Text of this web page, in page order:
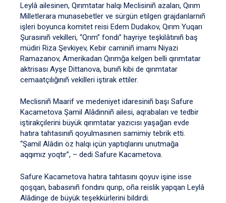
Leylâ ailesinen, Qırımtatar halqı Meclisiniñ azaları, Qırım
Milletlerara munasebetler ve sürgün etilgen grajdanlarnıñ
işleri boyunca komitet reisi Edem Dudakov, Qırım Yuqarı
Şurasınıñ vekilleri, “Qrım” fondı” hayriye teşkilâtınıñ baş
müdiri Riza Şevkiyev, Kebir caminiñ imamı Niyazi
Ramazanov, Amerikadan Qırımğa kelgen belli qırımtatar
aktrisası Ayşe Dittanova, bunıñ kibi de qırımtatar
cemaatçılığınıñ vekilleri iştirak ettiler.
Meclisniñ Maarif ve medeniyet idaresiniñ başı Safure
Kacametova Şamil Alâdinniñ ailesi, aqrabaları ve tedbir
iştirakçilerini büyük qırımtatar yazıcısı yaşağan evde
hatıra tahtasınıñ qoyulmasınen samimiy tebrik etti.
“Şamil Alâdin öz halqı içün yaptıqlarını unutmağa
aqqımız yoqtır”, – dedi Safure Kacametova.
Safure Kacametova hatıra tahtasını qoyuv işine isse
qoşqan, babasınıñ fondını qurıp, oña reislik yapqan Leylâ
Alâdinge de büyük teşekkürlerini bildirdi.